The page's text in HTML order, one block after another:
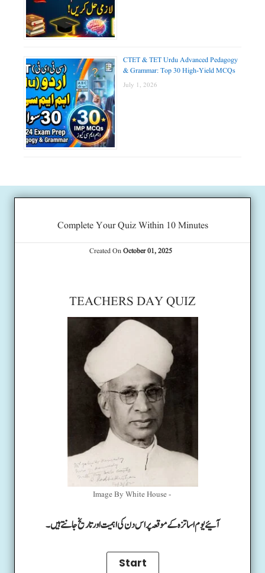
CTET & TET Urdu Advanced Pedagogy
& Grammar: Top 30 High-Yield MCQs
July 1, 2026
Complete Your Quiz Within 10 Minutes
Created OnOctober 01, 2025
TEACHERS DAY QUIZ
Image By White House -
آئیے یوم اساتزہ کے موقعہ پر اس دن کی اہمیت اور تاریخ جانتے ہیں۔